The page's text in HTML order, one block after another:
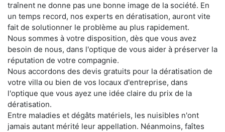
traînent ne donne pas une bonne image de la société. En
un temps record, nos experts en dératisation, auront vite
fait de solutionner le problème au plus rapidement.
Nous sommes à votre disposition, dès que vous avez
besoin de nous, dans l'optique de vous aider à préserver la
réputation de votre compagnie.
Nous accordons des devis gratuits pour la dératisation de
votre villa ou bien de vos locaux d'entreprise, dans
l'optique que vous ayez une idée claire du prix de la
dératisation.
Entre maladies et dégâts matériels, les nuisibles n'ont
jamais autant mérité leur appellation. Néanmoins, faîtes